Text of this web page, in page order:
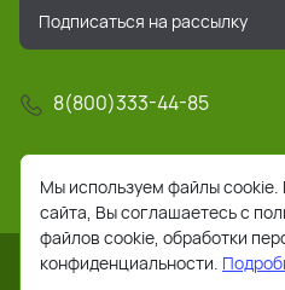
8(800)333-44-85
info@pochta-rts.ru
Мы используем файлы
сайта, Вы соглашаетесь с
файлов cookie, обработки
конфиденциальности.